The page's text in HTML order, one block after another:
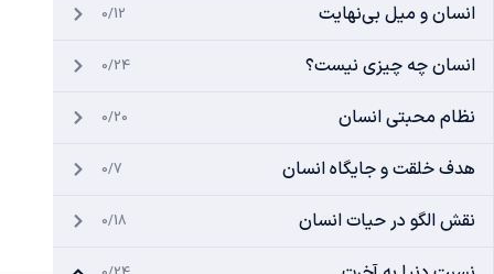
انسان و میل بی‌نهایت 0/12
انسان چه چیزی نیست؟ 0/24
نظام محبتی انسان 0/20
هدف خلقت و جایگاه انسان 0/7
نقش الگو در حیات انسان 0/18